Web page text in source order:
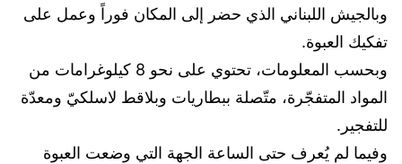
وبالجيش اللبناني الذي حضر إلى المكان فوراً وعمل على
تفكيك العبوة.
وبحسب المعلومات، تحتوي على نحو 8 كيلوغرامات من
المواد المتفجّرة، متّصلة ببطاريات وبلاقط لاسلكيّ ومعدّة
للتفجير.
وفيما لم يُعرف حتى الساعة الجهة التي وضعت العبوة